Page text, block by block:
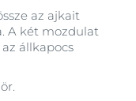
az ajkait
A két mozdulat
állkapocs